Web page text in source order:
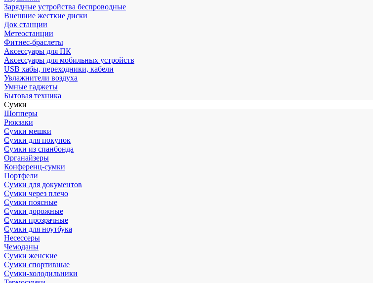
Зарядные устройства беспроводные
Внешние жесткие диски
Док станции
Метеостанции
Фитнес-браслеты
Аксессуары для ПК
Аксессуары для мобильных устройств
USB хабы, переходники, кабели
Увлажнители воздуха
Умные гаджеты
Бытовая техника
Сумки
Шопперы
Рюкзаки
Сумки мешки
Сумки для покупок
Сумки из спанбонда
Органайзеры
Конференц-сумки
Портфели
Сумки для документов
Сумки через плечо
Сумки поясные
Сумки дорожные
Сумки прозрачные
Сумки для ноутбука
Несессеры
Чемоданы
Сумки женские
Сумки спортивные
Сумки-холодильники